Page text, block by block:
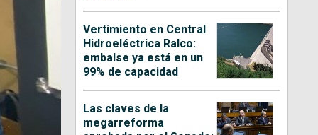
Vertimiento en Central
Hidroeléctrica Ralco:
embalse ya está en un
99% de capacidad
Las claves de la
megarreforma